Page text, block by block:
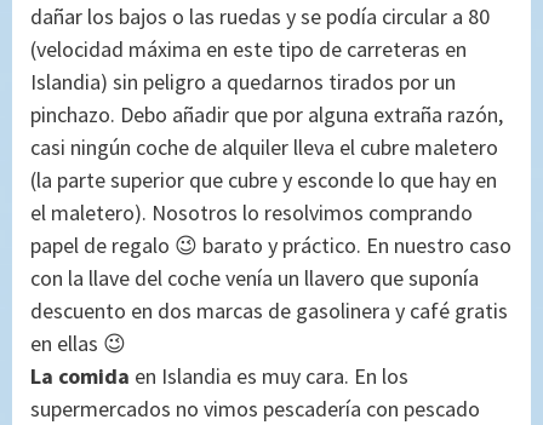
dañar los bajos o las ruedas y se podía circular a 80
(velocidad máxima en este tipo de carreteras en
Islandia) sin peligro a quedarnos tirados por un
pinchazo. Debo añadir que por alguna extraña razón,
casi ningún coche de alquiler lleva el cubre maletero
(la parte superior que cubre y esconde lo que hay en
el maletero). Nosotros lo resolvimos comprando
papel de regalo 😉 barato y práctico. En nuestro caso
con la llave del coche venía un llavero que suponía
descuento en dos marcas de gasolinera y café gratis
en ellas 😉
La comida en Islandia es muy cara. En los
supermercados no vimos pescadería con pescado